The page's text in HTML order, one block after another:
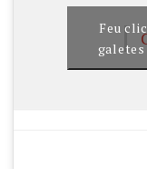
Feu